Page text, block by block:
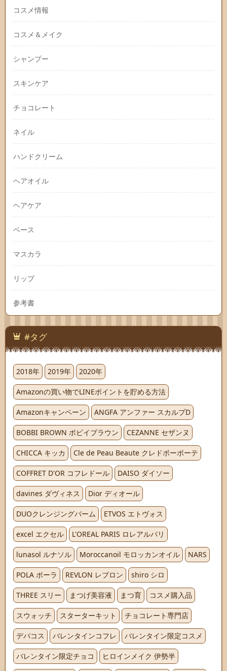
コスメ情報
コスメ＆メイク
シャンプー
スキンケア
チョコレート
ネイル
ハンドクリーム
ヘアオイル
ヘアケア
ベース
マスカラ
リップ
参考書
#タグ
2018年 2019年 2020年
Amazonの買い物でLINEポイントを貯める方法
Amazonキャンペーン ANGFA アンファー スカルプD
BOBBI BROWN ボビイブラウン CEZANNE セザンヌ
CHICCA キッカ Cle de Peau Beaute クレドポーボーテ
COFFRET D'OR コフレドール DAISO ダイソー
davines ダヴィネス Dior ディオール
DUOクレンジングバーム ETVOS エトヴォス
excel エクセル L'OREAL PARIS ロレアルパリ
lunasol ルナソル Moroccanoil モロッカンオイル NARS
POLA ポーラ REVLON レブロン shiro シロ
THREE スリー まつげ美容液 まつ育 コスメ購入品
スウォッチ スターターキット チョコレート専門店
デパコス バレンタインコフレ バレンタイン限定コスメ
バレンタイン限定チョコ ヒロインメイク 伊勢半